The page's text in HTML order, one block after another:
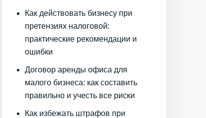
Как действовать бизнесу при
претензиях налоговой:
практические рекомендации и
ошибки
Договор аренды офиса для
малого бизнеса: как составить
правильно и учесть все риски
Как избежать штрафов при